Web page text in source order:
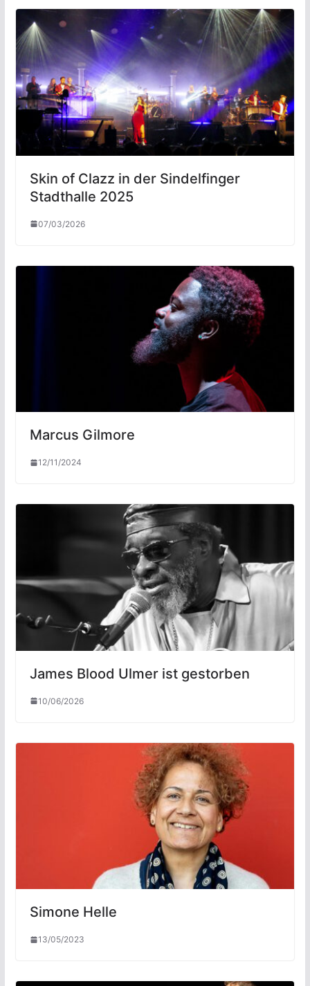
Skin of Clazz in der Sindelfinger
Stadthalle 2025
07/03/2026
Marcus Gilmore
12/11/2024
James Blood Ulmer ist gestorben
10/06/2026
Simone Helle
13/05/2023